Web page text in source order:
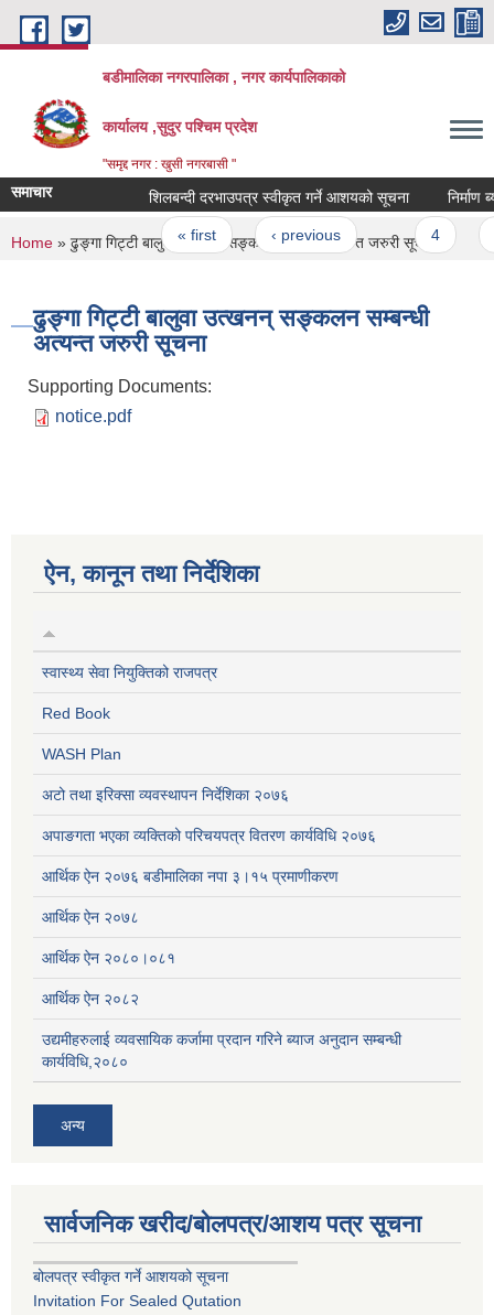
Skip to main content
बडीमालिका नगरपालिका , नगर कार्यपालिकाको
कार्यालय ,सुदुर पश्चिम प्रदेश
"समृद्द नगर : खुसी नगरबासी "
समाचार शिलबन्दी दरभाउपत्र स्वीकृत गर्ने आशयको सूचना निर्माण
Pages
« first ‹ previous … 4
You are here
Home » ढुङ्गा गिट्टी बालुवा उत्खनन् सङ्कलन सम्बन्धी अत्यन्त जरुरी सूचना
ढुङ्गा गिट्टी बालुवा उत्खनन् सङ्कलन सम्बन्धी
अत्यन्त जरुरी सूचना
Supporting Documents:
notice.pdf
ऐन, कानून तथा निर्देशिका
स्वास्थ्य सेवा नियुक्तिको राजपत्र
Red Book
WASH Plan
अटो तथा इरिक्सा व्यवस्थापन निर्देशिका २०७६
अपाङगता भएका व्यक्तिको परिचयपत्र वितरण कार्यविधि २०७६
आर्थिक ऐन २०७६ बडीमालिका नपा ३।१५ प्रमाणीकरण
आर्थिक ऐन २०७८
आर्थिक ऐन २०८०।०८१
आर्थिक ऐन २०८२
उद्यमीहरुलाई व्यवसायिक कर्जामा प्रदान गरिने ब्याज अनुदान सम्बन्धी
कार्यविधि,२०८०
अन्य
सार्वजनिक खरीद/बोलपत्र/आशय पत्र सूचना
बोलपत्र स्वीकृत गर्ने आशयको सूचना
Invitation For Sealed Qutation